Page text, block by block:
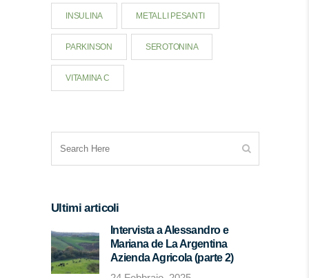
INSULINA METALLI PESANTI
PARKINSON SEROTONINA
VITAMINA C
Ultimi articoli
Intervista a Alessandro e
Mariana de La Argentina
Azienda Agricola (parte 2)